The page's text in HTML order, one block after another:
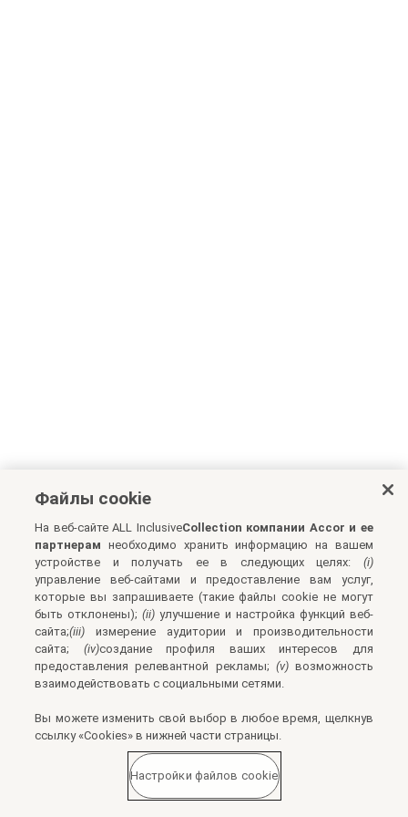
Файлы cookie
На веб-сайте ALL InclusiveCollection компании Accor и ее
партнерам необходимо хранить информацию на вашем
устройстве и получать ее в следующих целях: (i)
управление веб-сайтами и предоставление вам услуг,
которые вы запрашиваете (такие файлы cookie не могут
быть отклонены);(ii) улучшение и настройка функций веб-
сайта;(iii) измерение аудитории и производительности
сайта; (iv)создание профиля ваших интересов для
предоставления релевантной рекламы; (v)возможность
взаимодействовать с социальными сетями.
Вы можете изменить свой выбор в любое время, щелкнув
ссылку «Cookies» в нижней части страницы.
Настройки файлов cookie